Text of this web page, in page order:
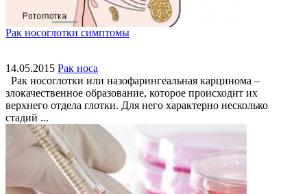
Рак носоглотки симптомы
14.05.2015 Рак носа
Рак носоглотки или назофарингеальная карцинома –
злокачественное образование, которое происходит их
верхнего отдела глотки. Для него характерно несколько
стадий ...